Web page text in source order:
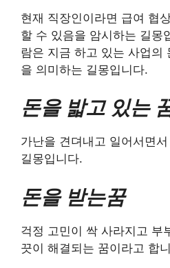
현재 직장인이라면 급여 협
할 수 있음을 암시하는 길몽
람은 지금 하고 있는 사업의
을 의미하는 길몽입니다.
돈을 밟고 있는
가난을 견뎌내고 일어서면
길몽입니다.
돈을 받는꿈
걱정 고민이 싹 사라지고 부
끗이 해결되는 꿈이라고 합